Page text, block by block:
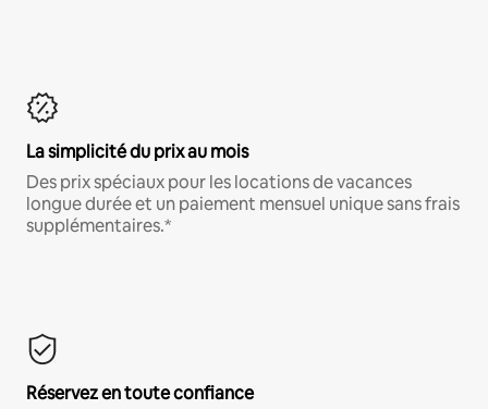
La simplicité du prix au mois
Des prix spéciaux pour les locations de vacances
longue durée et un paiement mensuel unique sans frais
supplémentaires.*
Réservez en toute confiance